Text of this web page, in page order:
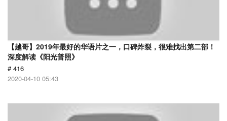
【越哥】2019年最好的华语片之一，口碑炸裂，很难找出第二部！
深度解读《阳光普照》
# 416
2020-04-10 05:43